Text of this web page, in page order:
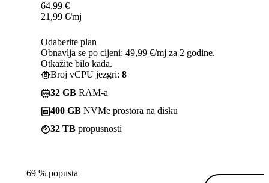
64,99 €
21,99 €/mj
Odaberite plan
Obnavlja se po cijeni: 49,99 €/mj za 2 godine.
Otkažite bilo kada.
Broj vCPU jezgri: 8
32 GB RAM-a
400 GB NVMe prostora na disku
32 TB propusnosti
69 % popusta